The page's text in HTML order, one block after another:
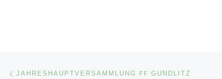
Beitragsnavigation
JAHRESHAUPTVERSAMMLUNG FF GUNDLITZ